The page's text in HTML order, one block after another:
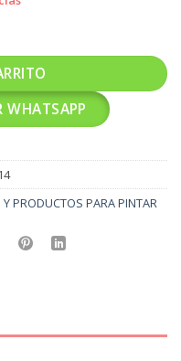
WHATSAPP
PRODUCTOS PARA PINTAR